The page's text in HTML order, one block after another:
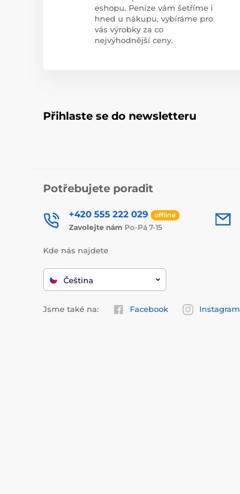
eshopu. Peníze vám šetříme i
hned u nákupu, vybíráme pro
vás výrobky za co
nejvýhodnější ceny.
Přihlaste se do newsletteru
Potřebujete poradit
+420 555 222 029 offline
Zavolejte nám Po-Pá 7-15
Kde nás najdete
Čeština
Jsme také na: Facebook Instagram